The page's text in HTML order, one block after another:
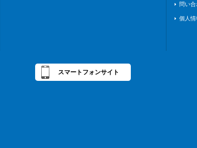
問い合
個人
スマートフォンサイト